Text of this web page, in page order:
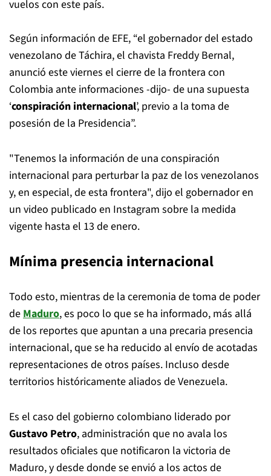
vuelos con este país.
Según información de EFE, “el gobernador del estado
venezolano de Táchira, el chavista Freddy Bernal,
anunció este viernes el cierre de la frontera con
Colombia ante informaciones -dijo- de una supuesta
‘conspiración internacional’, previo a la toma de
posesión de la Presidencia”.
"Tenemos la información de una conspiración
internacional para perturbar la paz de los venezolanos
y, en especial, de esta frontera", dijo el gobernador en
un video publicado en Instagram sobre la medida
vigente hasta el 13 de enero.
Mínima presencia internacional
Todo esto, mientras de la ceremonia de toma de poder
deMaduro, es poco lo que se ha informado, más allá
de los reportes que apuntan a una precaria presencia
internacional, que se ha reducido al envío de acotadas
representaciones de otros países. Incluso desde
territorios históricamente aliados de Venezuela.
Es el caso del gobierno colombiano liderado por
Gustavo Petro, administración que no avala los
resultados oficiales que notificaron la victoria de
Maduro, y desde donde se envió a los actos de